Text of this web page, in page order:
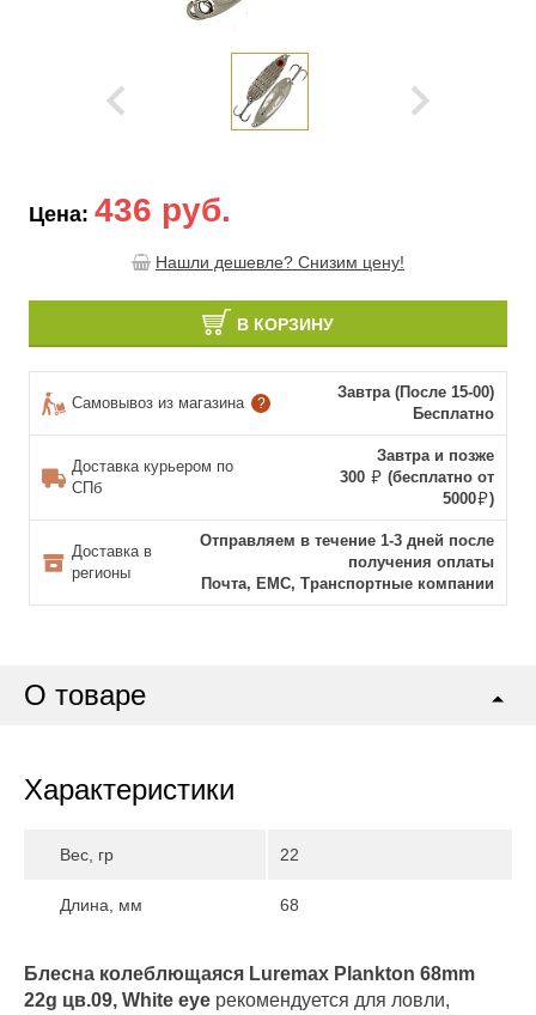
Цена: 436 руб.
Нашли дешевле? Снизим цену!
В КОРЗИНУ
Самовывоз из магазина ?
Завтра (После 15-00)
Бесплатно
Доставка курьером по
СПб
Завтра и позже
300
(бесплатно от
5000
)
Доставка в
регионы
Отправляем в течение 1-3 дней после
получения оплаты
Почта, ЕМС, Транспортные компании
О товаре
Характеристики
Вес, гр 22
Длина, мм 68
Блесна колеблющаяся Luremax Plankton 68mm
22g цв.09, White eye рекомендуется для ловли,